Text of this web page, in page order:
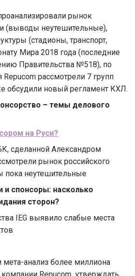
рынок
(выводы неутешительные),
(стадионы, транспорт,
Мира 2018 года (последние
Правительства №518), по
Repucom рассмотрели 7 групп
обсудили новый регламент КХЛ.
– темы делового
на Руси?
сделанной Александром
рынок российского
пока неутешительные
и спонсоры: насколько
сторон?
IEG выявило слабые места
мета-анализ более миллиона